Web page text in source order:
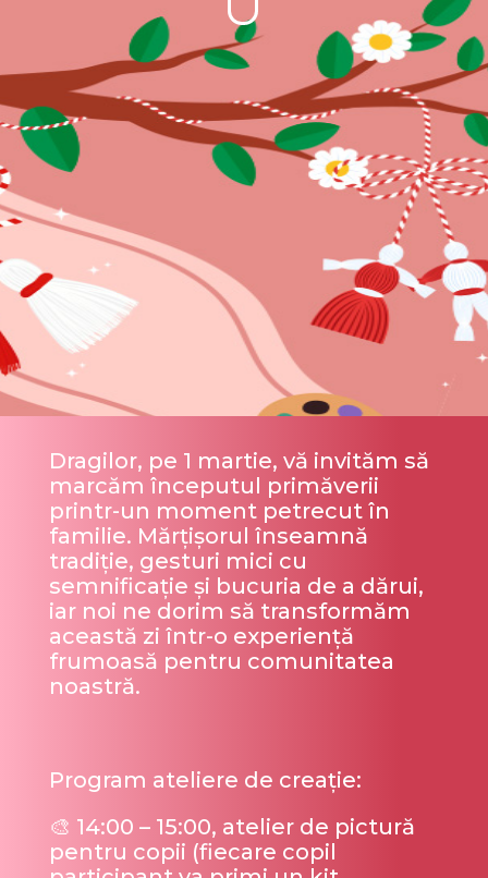
Dragilor, pe 1 martie, vă invităm să
marcăm începutul primăverii
printr-un moment petrecut în
familie. Mărțișorul înseamnă
tradiție, gesturi mici cu
semnificație și bucuria de a dărui,
iar noi ne dorim să transformăm
această zi într-o experiență
frumoasă pentru comunitatea
noastră.
Program ateliere de creație:
🎨 14:00 – 15:00, atelier de pictură
pentru copii (fiecare copil